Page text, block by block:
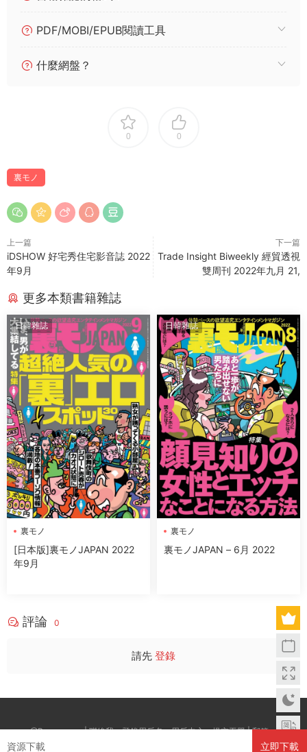
PDF/MOBI/EPUB閱讀工具
什麼網盤？
0 0
裏モノ
資源下載 立即下載
上一篇
iDSHOW 好宅秀住宅影音誌 2022
年9月
下一篇
Trade Insight Biweekly 經貿透視
雙周刊 2022年九月 21,
更多本類書籍雜誌
日韓雜誌
裏モノ
[日本版]裏モノJAPAN 2022
年9月
日韓雜誌
裏モノ
裏モノJAPAN – 6月 2022
評論 0
請先 登錄
@Boxwc.com | 聯絡我：登錄用戶名--用戶中心--提交工單 | 郵箱：